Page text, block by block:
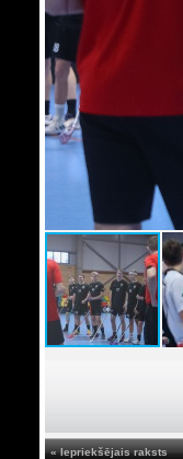
« Iepriekšējais raksts